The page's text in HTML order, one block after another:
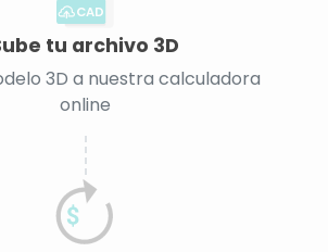
CAD
tu archivo 3D
3D a nuestra calculadora
online